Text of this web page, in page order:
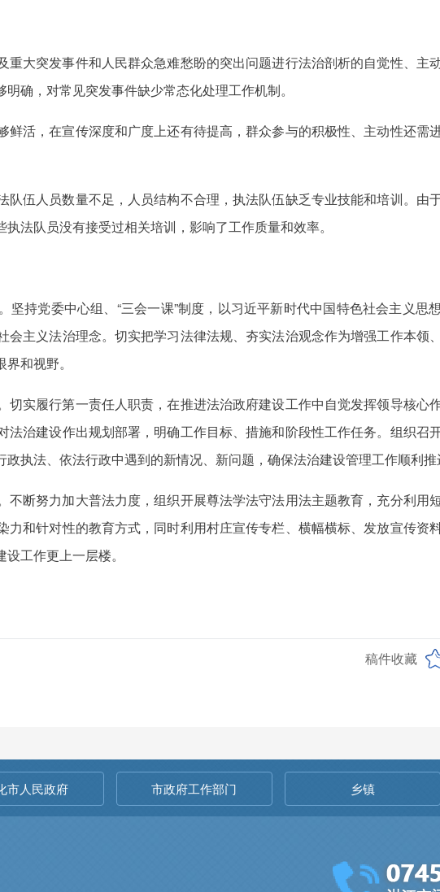
重大突发事件和人民群众急难愁盼的突出问题进行法治剖析的自觉性、主
明确 ，对常见突发事件缺少常态化处理工作机制。
鲜活，在宣传深度和广度上还有待提高，群众参与的积极性、主动性还需
队伍人员数量不足，人员结构不合理，执法队伍缺乏专业技能和培训。 由
执法队员没有接受过相关培训，影响了工作质量和效率。
持党委中心组、“三会一课”制度， 以习近平新时代中国特色社会主义思
主义法治理念。切实把学习法律法规、夯实法治观念作为增强工作本领
和视野。
切实履行第一责任人职责，在推进法治政府建设工作中自觉发挥领导核心
治建设作出规划部署，明确工作目标、措施和阶段性工作任务。组织召
执法、依法行政中遇到的新情况、新问题，确保法治建设管理工作顺利推
不断努力加大普法力度，组织开展尊法学法守法用法主题教育，充分利用
和针对性的教育方式，同时利用村庄宣传专栏、横幅横标、发放宣传资
工作更上一层楼。
稿件收藏
市人民政府 市政府工作部门 乡镇